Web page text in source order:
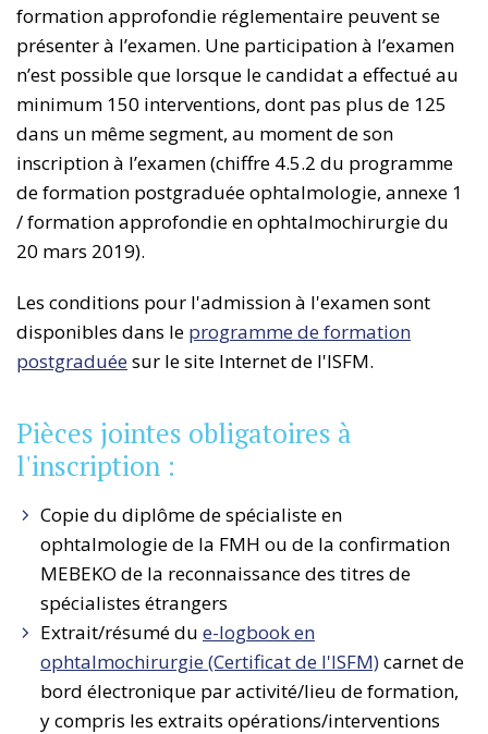
formation approfondie réglementaire peuvent se
présenter à l’examen. Une participation à l’examen
n’est possible que lorsque le candidat a effectué au
minimum 150 interventions, dont pas plus de 125
dans un même segment, au moment de son
inscription à l’examen (chiffre 4.5.2 du programme
de formation postgraduée ophtalmologie, annexe 1
/ formation approfondie en ophtalmochirurgie du
20 mars 2019).
Les conditions pour l'admission à l'examen sont
disponibles dans le programme de formation
postgraduéesur le site Internet de l'ISFM.
Pièces jointes obligatoires à
l'inscription :
Copie du diplôme de spécialiste en
ophtalmologie de la FMH ou de la confirmation
MEBEKO de la reconnaissance des titres de
spécialistes étrangers
Extrait/résumé du e-logbook en
ophtalmochirurgie (Certificat de l'ISFM)carnet de
bord électronique par activité/lieu de formation,
y compris les extraits opérations/interventions